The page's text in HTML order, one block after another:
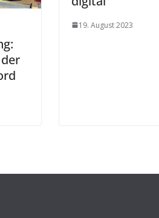
19. August 2023